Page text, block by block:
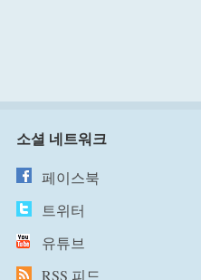
소셜 네트워크
페이스북
트위터
유튜브
RSS 피드